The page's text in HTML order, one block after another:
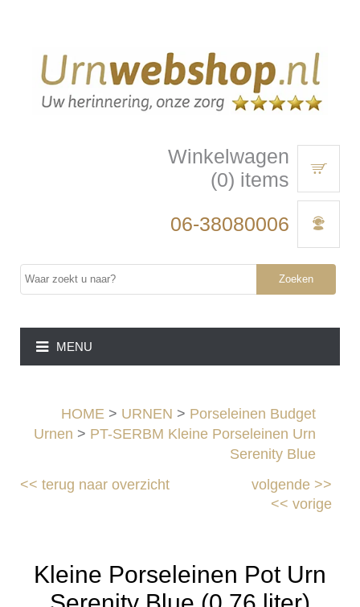
Winkelwagen
(0) items
06-38080006
Zoeken
MENU
HOME > URNEN > Porseleinen Budget
Urnen > PT-SERBM Kleine Porseleinen Urn
Serenity Blue
<<terug naar overzicht volgende>>
<< vorige
Kleine Porseleinen Pot Urn